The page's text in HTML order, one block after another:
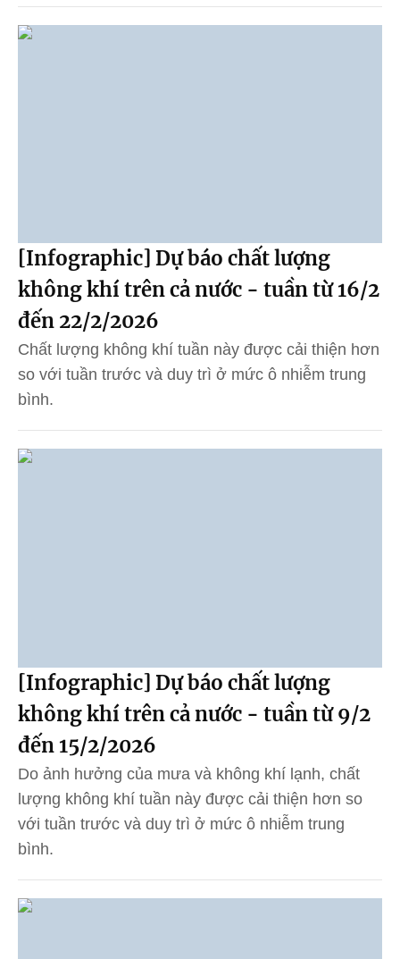
[Infographic] Dự báo chất lượng
không khí trên cả nước - tuần từ 16/2
đến 22/2/2026
Chất lượng không khí tuần này được cải thiện hơn
so với tuần trước và duy trì ở mức ô nhiễm trung
bình.
[Infographic] Dự báo chất lượng
không khí trên cả nước - tuần từ 9/2
đến 15/2/2026
Do ảnh hưởng của mưa và không khí lạnh, chất
lượng không khí tuần này được cải thiện hơn so
với tuần trước và duy trì ở mức ô nhiễm trung
bình.